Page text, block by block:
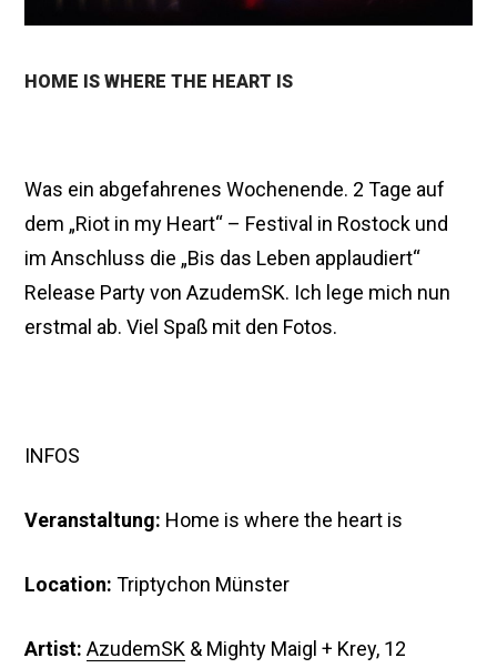
HOME IS WHERE THE HEART IS
Was ein abgefahrenes Wochenende. 2 Tage auf
dem „Riot in my Heart“ – Festival in Rostock und
im Anschluss die „Bis das Leben applaudiert“
Release Party von AzudemSK. Ich lege mich nun
erstmal ab. Viel Spaß mit den Fotos.
INFOS
Veranstaltung: Home is where the heart is
Location:Triptychon Münster
Artist: AzudemSK & Mighty Maigl + Krey, 12